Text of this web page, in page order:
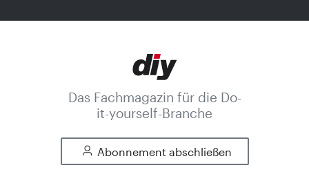
Das Fachmagazin für die Do-
it-yourself-Branche
Abonnement abschließen